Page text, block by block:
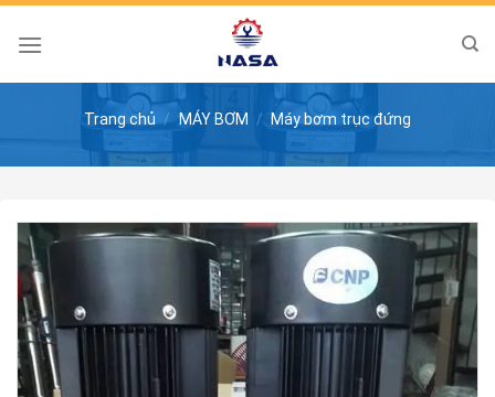
Skip
Trang chủ / MÁY BƠM / Máy bơm trục đứng